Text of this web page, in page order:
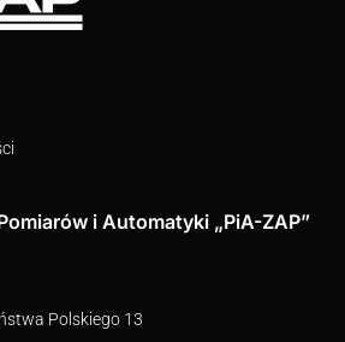
i Automatyki „PiA-ZAP”
Polskiego 13